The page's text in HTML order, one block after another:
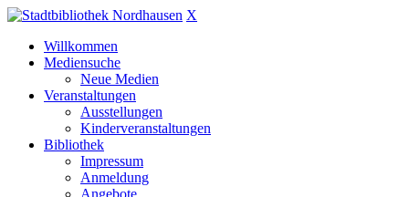
X
Willkommen
Mediensuche
Neue Medien
Veranstaltungen
Ausstellungen
Kinderveranstaltungen
Bibliothek
Impressum
Anmeldung
Angebote